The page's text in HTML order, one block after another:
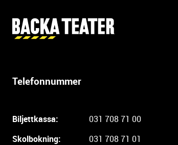
Telefonnummer
Biljettkassa:
031 708 71 00
Skolbokning:
031 708 71 01